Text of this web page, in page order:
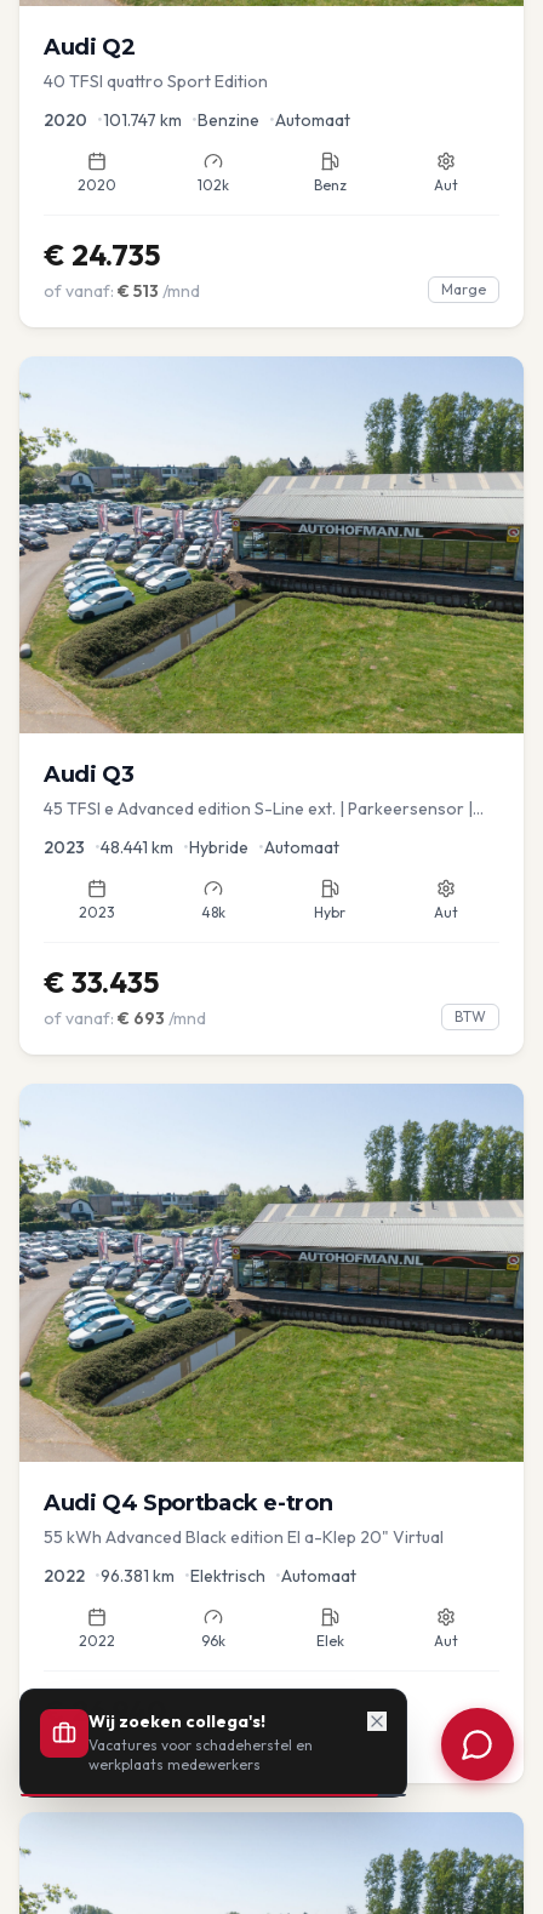
Audi Q2
40 TFSI quattro Sport Edition
2020 •101.747 km •Benzine •Automaat
2020 102k Benz Aut
€ 24.735
of vanaf: € 513 /mnd Marge
Audi Q3
45 TFSI e Advanced edition S-Line ext. | Parkeersensor |
2023 •48.441 km •Hybride •Automaat
2023 48k Hybr Aut
€ 33.435
of vanaf: € 693 /mnd BTW
Audi Q4 Sportback e-tron
55 kWh Advanced Black edition El a-Klep 20" Virtual
2022 •96.381 km •Elektrisch •Automaat
2022 96k Elek Aut
€26.940
of vanaf: €558 /mnd BTW
Wij zoeken collega's!
Vacatures voor schadeherstel en
werkplaats medewerkers